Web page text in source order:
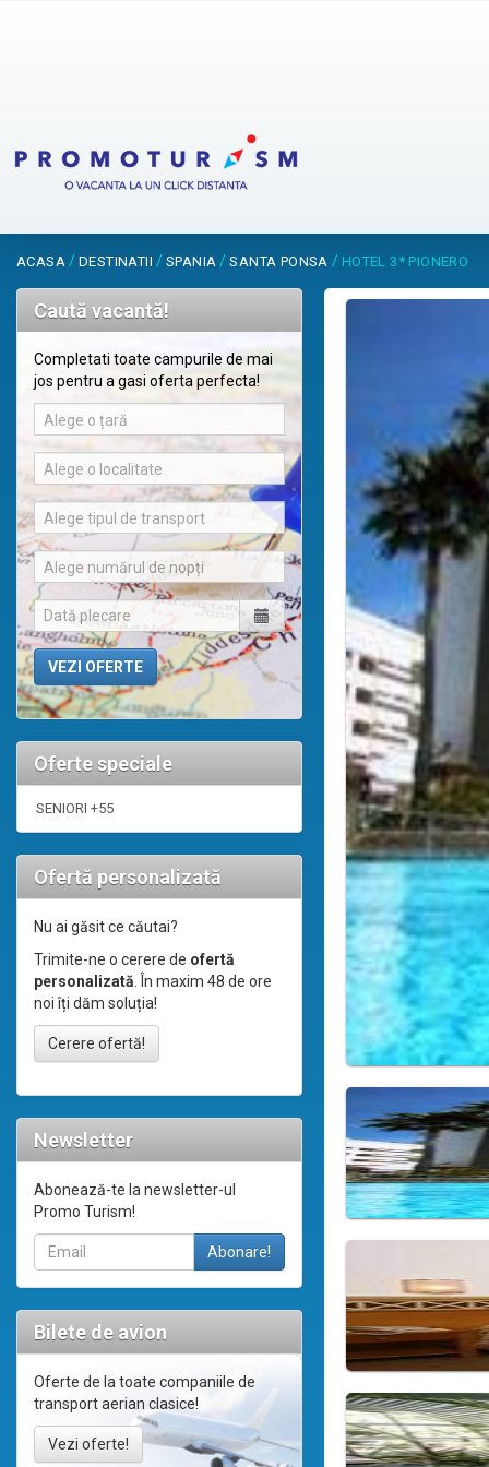
ACASA / DESTINATII / SPANIA /SANTA PONSA / HOTEL 3* PIONERO
Caută vacantă!
Completati toate campurile de mai
jos pentru a gasi oferta perfecta!
Alege o țară
Alege o localitate
Alege tipul de transport
Alege numărul de nopți
Oferte speciale
SENIORI +55
Ofertă personalizată
Nu ai găsit ce căutai?
Trimite-ne o cerere de ofertă
personalizată. În maxim 48 de ore
noi îți dăm soluția!
Cerere ofertă!
Newsletter
Abonează-te la newsletter-ul
Promo Turism!
Bilete de avion
Oferte de la toate companiile de
transport aerian clasice!
Vezi oferte!